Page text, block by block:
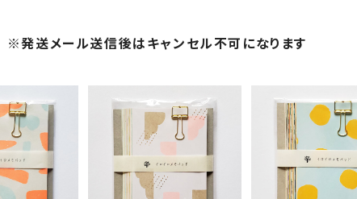
※発送メール送信後はキャンセル不可になります